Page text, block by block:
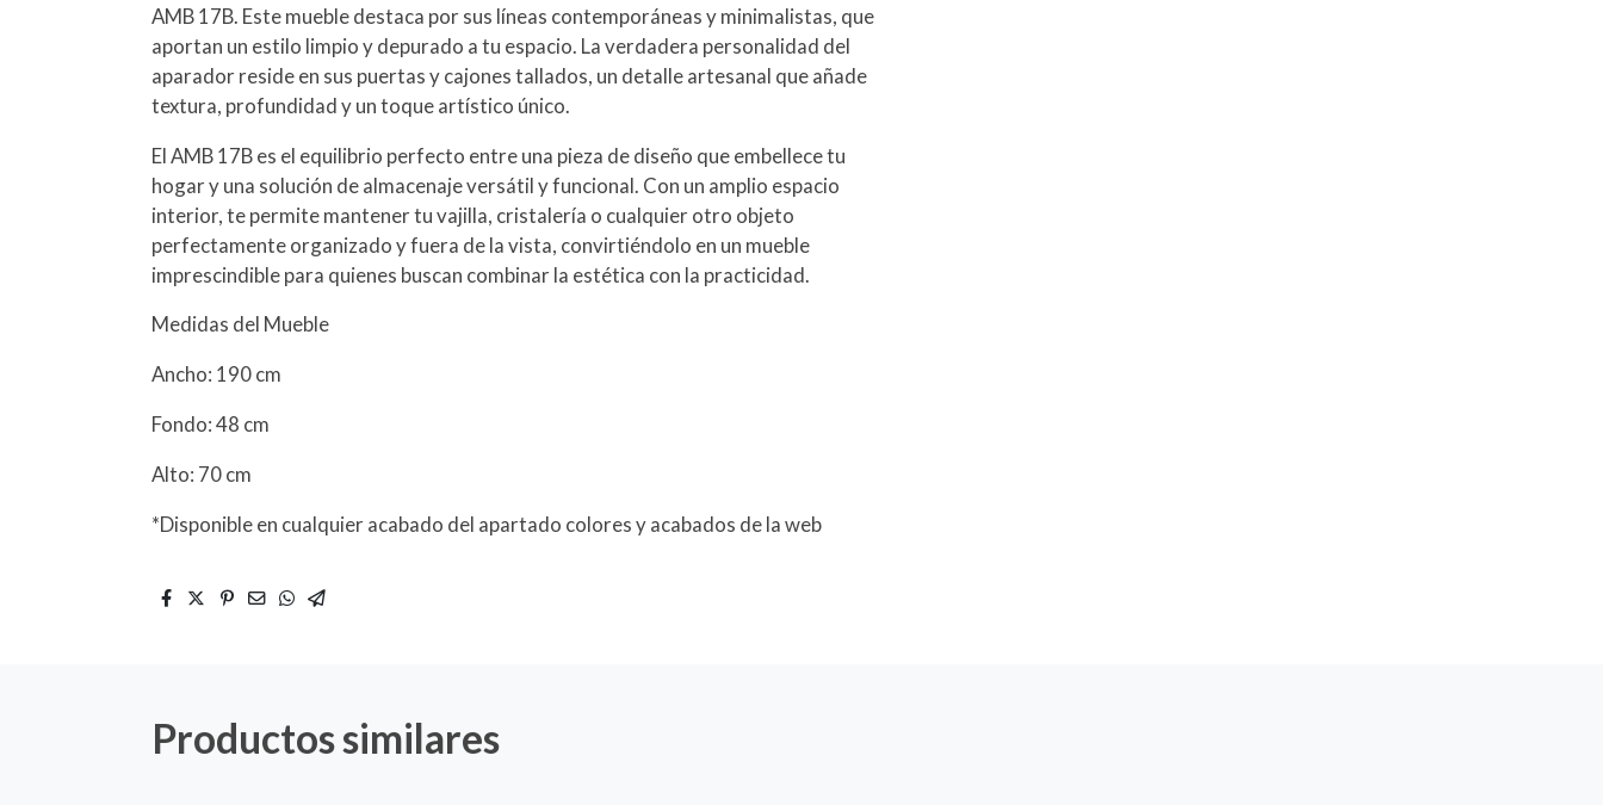
AMB 17B. Este mueble destaca por sus líneas contemporáneas y minimalistas, que
aportan un estilo limpio y depurado a tu espacio. La verdadera personalidad del
aparador reside en sus puertas y cajones tallados, un detalle artesanal que añade
textura, profundidad y un toque artístico único.
El AMB 17B es el equilibrio perfecto entre una pieza de diseño que embellece tu
hogar y una solución de almacenaje versátil y funcional. Con un amplio espacio
interior, te permite mantener tu vajilla, cristalería o cualquier otro objeto
perfectamente organizado y fuera de la vista, convirtiéndolo en un mueble
imprescindible para quienes buscan combinar la estética con la practicidad.
Medidas del Mueble
Ancho: 190 cm
Fondo: 48 cm
Alto: 70 cm
*Disponible en cualquier acabado del apartado colores y acabados de la web
Productos similares